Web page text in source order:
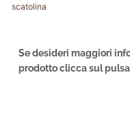
scatolina
Se desideri maggiori
prodotto clicca sul